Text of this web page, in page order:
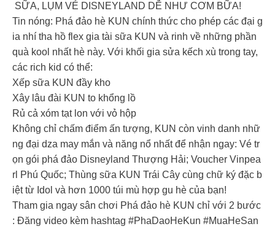
SỮA, LỤM VÉ DISNEYLAND DỄ NHƯ CƠM BỮA!
Tin nóng: Phá đảo hè KUN chính thức cho phép các đại g
ia nhí tha hồ flex gia tài sữa KUN và rinh về những phần
quà kool nhất hè này. Với khối gia sửa kếch xù trong tay,
các rich kid có thể:
Xếp sữa KUN đầy kho
Xây lâu đài KUN to khổng lồ
Rủ cả xóm tạt lon với vỏ hộp
Không chỉ chấm điểm ấn tượng, KUN còn vinh danh nhữ
ng đại dza may mắn và năng nổ nhất để nhận ngay: Vé tr
ọn gói phá đảo Disneyland Thượng Hải; Voucher Vinpea
rl Phú Quốc; Thùng sữa KUN Trái Cây cùng chữ ký đặc b
iệt từ Idol và hơn 1000 túi mù hợp gu hè của bạn!
Tham gia ngay sân chơi Phá đảo hè KUN chỉ với 2 bước
: Đăng video kèm hashtag #PhaDaoHeKun #MuaHeSan